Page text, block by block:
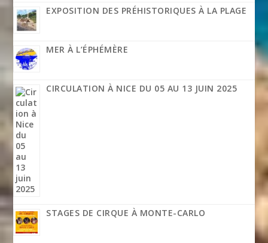
EXPOSITION DES PRÉHISTORIQUES À LA PLAGE
MER À L’ÉPHÉMÈRE
CIRCULATION À NICE DU 05 AU 13 JUIN 2025
STAGES DE CIRQUE À MONTE-CARLO